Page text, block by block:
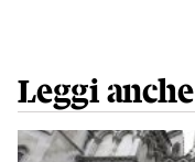
Leggi anche